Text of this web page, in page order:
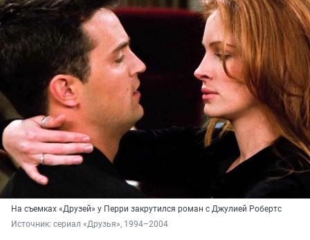
На съемках «Друзей» у Перри закрутился роман с Джулией Робертс
Источник: сериал «Друзья», 1994–2004